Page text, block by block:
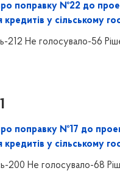
поправку №22 до
кредитів у сільському
212 Не голосувало-56
поправку №17 до
кредитів у сільському
200 Не голосувало-68